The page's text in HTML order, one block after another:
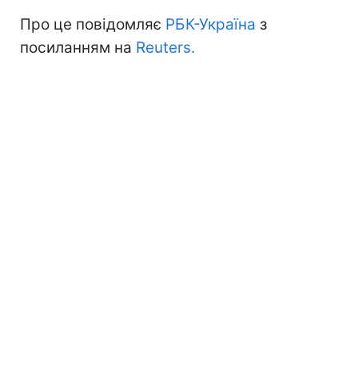
Про це повідомляє РБК-Україна з
посиланням на Reuters.